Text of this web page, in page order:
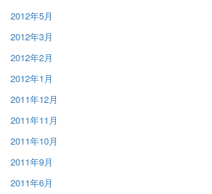
2012年5月
2012年3月
2012年2月
2012年1月
2011年12月
2011年11月
2011年10月
2011年9月
2011年6月